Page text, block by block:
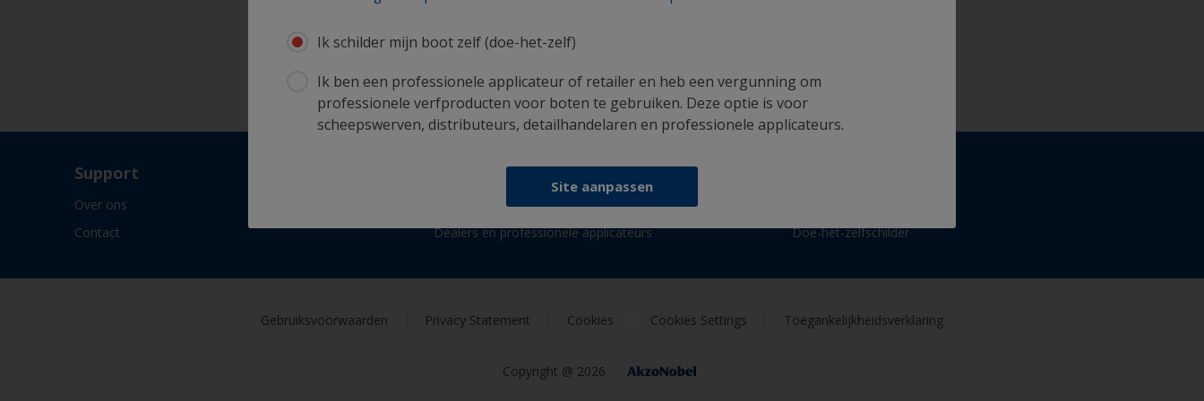
Ik schilder mijn boot zelf (doe-het-zelf)
Ik ben een professionele applicateur of retailer en heb een vergunning om
professionele verfproducten voor boten te gebruiken. Deze optie is voor
scheepswerven, distributeurs, detailhandelaren en professionele applicateurs.
Site aanpassen
Volg International:
Support
Over ons
Contact
Dealers en professionele applicateurs
Doe-het-zelfschilder
Gebruiksvoorwaarden Privacy Statement Cookies Cookies Settings Toegankelijkheidsverklaring
Copyright @ 2026